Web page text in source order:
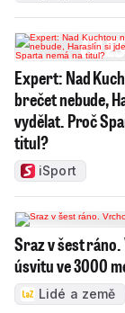
Expert: Nad
brečet nebude,
vydělat. Proč
titul?
iSport
Sraz v šest
úsvitu ve 3000
Lidé a země